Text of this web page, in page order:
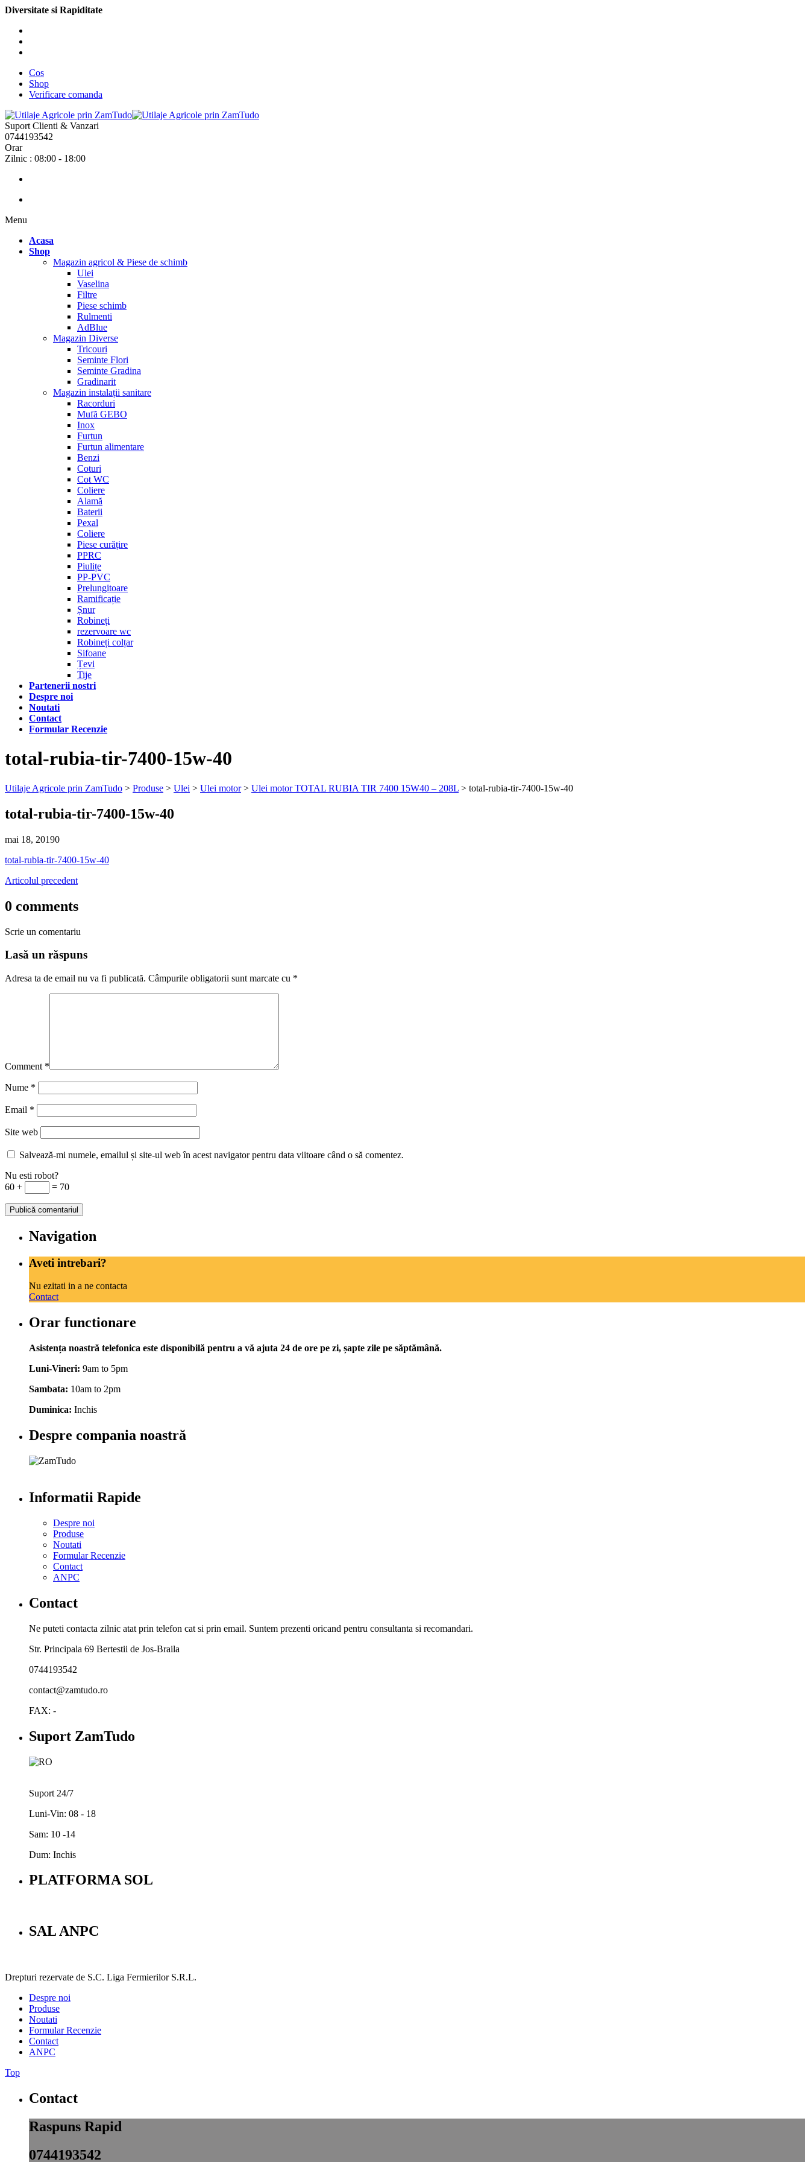
Diversitate si Rapiditate
Cos
Shop
Verificare comanda
Suport Clienti & Vanzari
0744193542
Orar
Zilnic : 08:00 - 18:00
Menu
Acasa
Shop
Magazin agricol & Piese de schimb
Ulei
Vaselina
Filtre
Piese schimb
Rulmenti
AdBlue
Magazin Diverse
Tricouri
Seminte Flori
Seminte Gradina
Gradinarit
Magazin instalații sanitare
Racorduri
Mufă GEBO
Inox
Furtun
Furtun alimentare
Benzi
Coturi
Cot WC
Coliere
Alamă
Baterii
Pexal
Coliere
Piese curățire
PPRC
Piulițe
PP-PVC
Prelungitoare
Ramificație
Șnur
Robineți
rezervoare wc
Robineți colțar
Sifoane
Țevi
Tije
Partenerii nostri
Despre noi
Noutati
Contact
Formular Recenzie
total-rubia-tir-7400-15w-40
Utilaje Agricole prin ZamTudo > Produse > Ulei > Ulei motor> Ulei motor TOTAL RUBIA TIR 7400 15W40 – 208L > total-rubia-tir-7400-15w-40
total-rubia-tir-7400-15w-40
mai 18, 20190
total-rubia-tir-7400-15w-40
Articolul precedent
0 comments
Scrie un comentariu
Lasă un răspuns
Adresa ta de email nu va fi publicată. Câmpurile obligatorii sunt marcate cu *
Comment *
Nume *
Email *
Site web
Salvează-mi numele, emailul și site-ul web în acest navigator pentru data viitoare când o să comentez.
Nu esti robot?
60 +
= 70
Navigation
Aveti intrebari?
Nu ezitati in a ne contacta
Contact
Orar functionare
Asistența noastră telefonica este disponibilă pentru a vă ajuta 24 de ore pe zi, șapte zile pe săptămână.
Luni-Vineri: 9am to 5pm
Sambata: 10am to 2pm
Duminica: Inchis
Despre compania noastră
Informatii Rapide
Despre noi
Produse
Noutati
Formular Recenzie
Contact
ANPC
Contact
Ne puteti contacta zilnic atat prin telefon cat si prin email. Suntem prezenti oricand pentru consultanta si recomandari.
Str. Principala 69 Bertestii de Jos-Braila
0744193542
contact@zamtudo.ro
FAX: -
Suport ZamTudo
Suport 24/7
Luni-Vin: 08 - 18
Sam: 10 -14
Dum: Inchis
PLATFORMA SOL
SAL ANPC
Drepturi rezervate de S.C. Liga Fermierilor S.R.L.
Despre noi
Produse
Noutati
Formular Recenzie
Contact
ANPC
Top
Contact
Raspuns Rapid
0744193542